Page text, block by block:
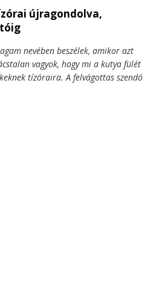
újragondolva,
nevében beszélek, amikor azt
vagyok, hogy mi a kutya fülét
tízóraira. A felvágottas szendó